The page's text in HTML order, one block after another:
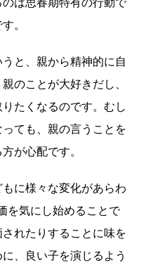
。
と、親から精神的に自
のことが大好きだし、
たくなるのです。むし
ても、親の言うことを
が心配です。
に様々な変化があらわ
を気にし始めることで
れたりすることに味を
、良い子を演じるよう